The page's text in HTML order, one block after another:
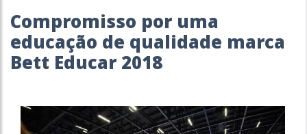
Compromisso por uma
educação de qualidade marca
Bett Educar 2018